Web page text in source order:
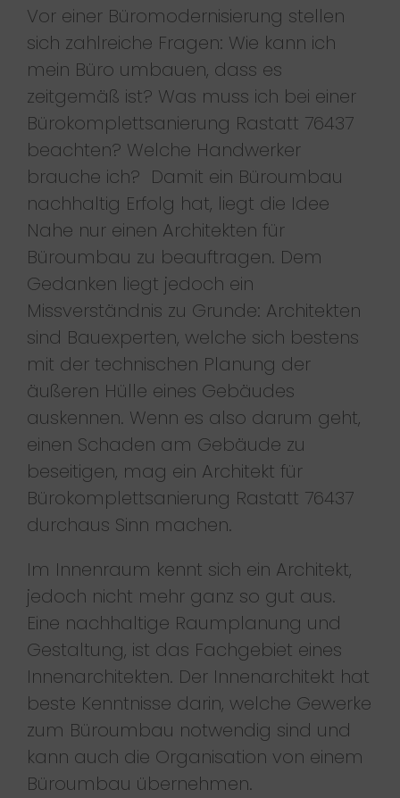
Vor einer Büromodernisierung stellen
sich zahlreiche Fragen: Wie kann ich
mein Büro umbauen, dass es
zeitgemäß ist? Was muss ich bei einer
Bürokomplettsanierung Rastatt 76437
beachten? Welche Handwerker
brauche ich? Damit ein Büroumbau
nachhaltig Erfolg hat, liegt die Idee
Nahe nur einen Architekten für
Büroumbau zu beauftragen. Dem
Gedanken liegt jedoch ein
Missverständnis zu Grunde: Architekten
sind Bauexperten, welche sich bestens
mit der technischen Planung der
äußeren Hülle eines Gebäudes
auskennen. Wenn es also darum geht,
einen Schaden am Gebäude zu
beseitigen, mag ein Architekt für
Bürokomplettsanierung Rastatt 76437
durchaus Sinn machen.
Im Innenraum kennt sich ein Architekt,
jedoch nicht mehr ganz so gut aus.
Eine nachhaltige Raumplanung und
Gestaltung, ist das Fachgebiet eines
Innenarchitekten. Der Innenarchitekt hat
beste Kenntnisse darin, welche Gewerke
zum Büroumbau notwendig sind und
kann auch die Organisation von einem
Büroumbau übernehmen.